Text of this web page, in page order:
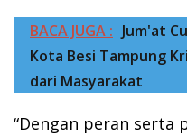
BACA JUGA : Jum'at
Kota Besi Tampung
dari Masyarakat
“Dengan peran serta